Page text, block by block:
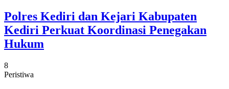
Polres Kediri dan Kejari Kabupaten
Kediri Perkuat Koordinasi Penegakan
Hukum
8
Peristiwa